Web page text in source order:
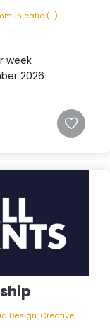
(...)
week
2026
Design, Creative